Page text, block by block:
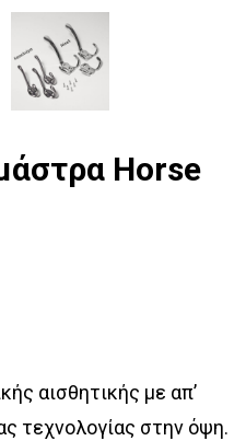
Horse
αισθητικής με απ’
τεχνολογίας στην όψη.